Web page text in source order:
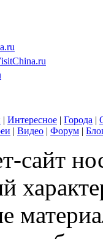
| Интересное | Города |
| Видео | Форум |
сайт